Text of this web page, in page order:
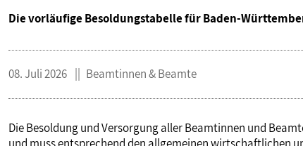
Die vorläufige Besoldungstabelle für Baden-
08. Juli 2026 Beamtinnen & Beamte
Die Besoldung und Versorgung aller Beamtinnen und